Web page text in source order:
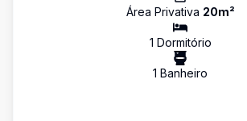
Área Privativa 20m²
1 Dormitório
1 Banheiro